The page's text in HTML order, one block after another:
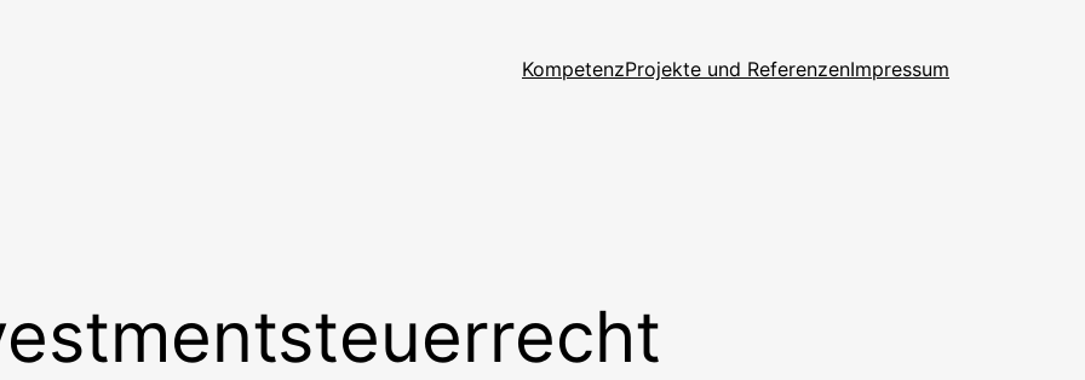
KompetenzProjekte und ReferenzenImpressum